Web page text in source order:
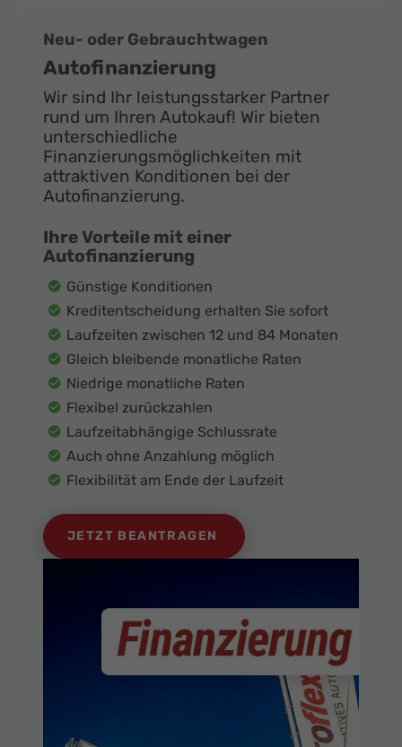
Neu- oder Gebrauchtwagen
Autofinanzierung
Wir sind Ihr leistungsstarker Partner
rund um Ihren Autokauf! Wir bieten
unterschiedliche
Finanzierungsmöglichkeiten mit
attraktiven Konditionen bei der
Autofinanzierung.
Ihre Vorteile mit einer
Autofinanzierung
Günstige Konditionen
Kreditentscheidung erhalten Sie sofort
Laufzeiten zwischen 12 und 84 Monaten
Gleich bleibende monatliche Raten
Niedrige monatliche Raten
Flexibel zurückzahlen
Laufzeitabhängige Schlussrate
Auch ohne Anzahlung möglich
Flexibilität am Ende der Laufzeit
JETZT BEANTRAGEN